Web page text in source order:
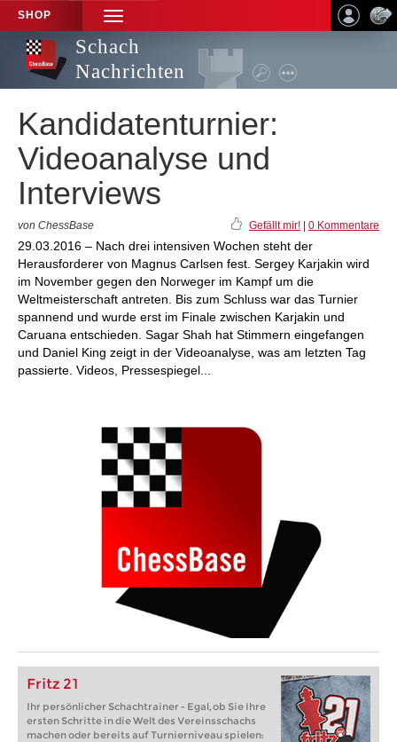
SHOP
TOGGLE
NAVIGATION
Schach
Nachrichten
Kandidatenturnier:
Videoanalyse und
Interviews
von ChessBase Gefällt mir! 0 Kommentare
29.03.2016 – Nach drei intensiven Wochen steht der
Herausforderer von Magnus Carlsen fest. Sergey Karjakin wird
im November gegen den Norweger im Kampf um die
Weltmeisterschaft antreten. Bis zum Schluss war das Turnier
spannend und wurde erst im Finale zwischen Karjakin und
Caruana entschieden. Sagar Shah hat Stimmern eingefangen
und Daniel King zeigt in der Videoanalyse, was am letzten Tag
passierte. Videos, Pressespiegel...
Fritz 21
Ihr persönlicher Schachtrainer - Egal, ob Sie Ihre
ersten Schritte in die Welt des Vereinsschachs
machen oder bereits auf Turnierniveau spielen: